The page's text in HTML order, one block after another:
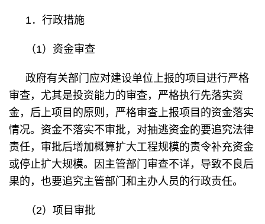
1．行政措施
（1）资金审查
政府有关部门应对建设单位上报的项目进行严格
审查，尤其是投资能力的审查，严格执行先落实资
金，后上项目的原则，严格审查上报项目的资金落实
情况。资金不落实不审批，对抽逃资金的要追究法律
责任，审批后增加概算扩大工程规模的责令补充资金
或停止扩大规模。因主管部门审查不详，导致不良后
果的，也要追究主管部门和主办人员的行政责任。
（2）项目审批